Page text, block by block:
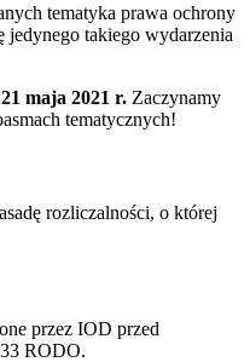
tematyka prawa ochrony
jedynego takiego wydarzenia
21 maja 2021 r. Zaczynamy
tematycznych!
rozliczalności, o której
przez IOD przed
33 RODO.